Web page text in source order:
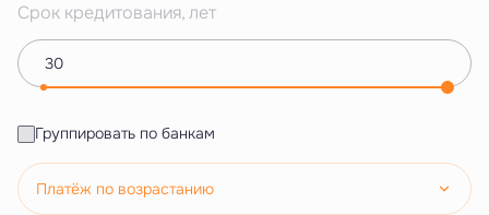
Срок кредитования, лет
Группировать по банкам
Платёж по возрастанию